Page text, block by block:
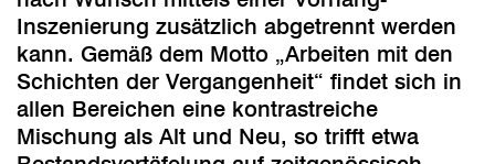
Inszenierung zusätzlich abgetrennt werden
kann. Gemäß dem Motto „Arbeiten mit den
Schichten der Vergangenheit“ findet sich in
allen Bereichen eine kontrastreiche
Mischung als Alt und Neu, so trifft etwa